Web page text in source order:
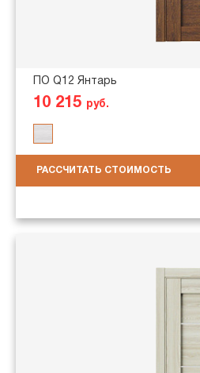
ПО Q12 Янтарь
10 215 руб.
РАССЧИТАТЬ СТОИМОСТЬ